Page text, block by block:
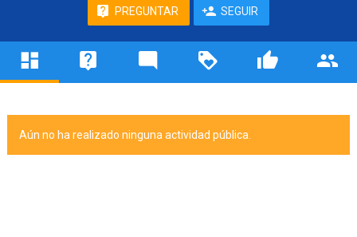
PREGUNTAR SEGUIR
Aún no ha realizado ninguna actividad pública.